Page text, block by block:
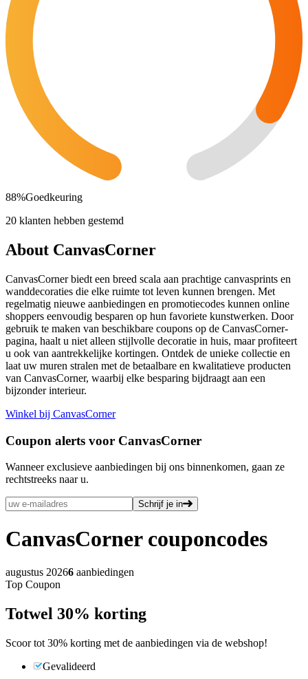
88%Goedkeuring
20 klanten hebben gestemd
About CanvasCorner
CanvasCorner biedt een breed scala aan prachtige canvasprints en
wanddecoraties die elke ruimte tot leven kunnen brengen. Met
regelmatig nieuwe aanbiedingen en promotiecodes kunnen online
shoppers eenvoudig besparen op hun favoriete kunstwerken. Door
gebruik te maken van beschikbare coupons op de CanvasCorner-
pagina, haalt u niet alleen stijlvolle decoratie in huis, maar profiteert
u ook van aantrekkelijke kortingen. Ontdek de unieke collectie en
laat uw muren stralen met de betaalbare en kwalitatieve producten
van CanvasCorner, waarbij elke besparing bijdraagt aan een
bijzonder interieur.
Winkel bij CanvasCorner
Coupon alerts voor CanvasCorner
Wanneer exclusieve aanbiedingen bij ons binnenkomen, gaan ze
rechtstreeks naar u.
Schrijf je in
CanvasCorner couponcodes
augustus 20266 aanbiedingen
Top Coupon
Totwel 30% korting
Scoor tot 30% korting met de aanbiedingen via de webshop!
Gevalideerd